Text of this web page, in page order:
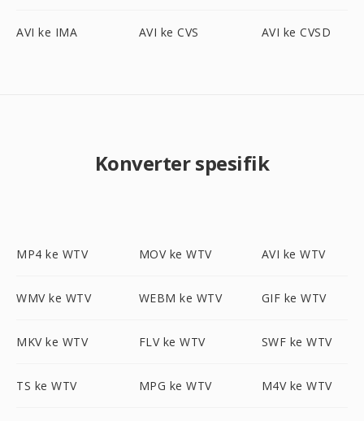
AVI ke IMA AVI ke CVS AVI ke CVSD
Konverter spesifik
MP4 ke WTV MOV ke WTV AVI ke WTV
WMV ke WTV WEBM ke WTV GIF ke WTV
MKV ke WTV FLV ke WTV SWF ke WTV
TS ke WTV MPG ke WTV M4V ke WTV